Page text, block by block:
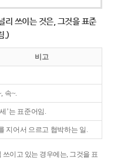
리 쓰이는 것은, 그것을 표준
.)
비고
속~.
’는 표준어임.
지어서 으르고 협박하는 일.
이고 있는 경우에는, 그것을 표